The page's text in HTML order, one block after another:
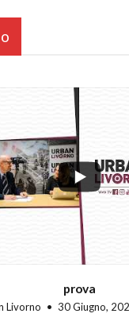
prova
Livorno 30 Giugno,